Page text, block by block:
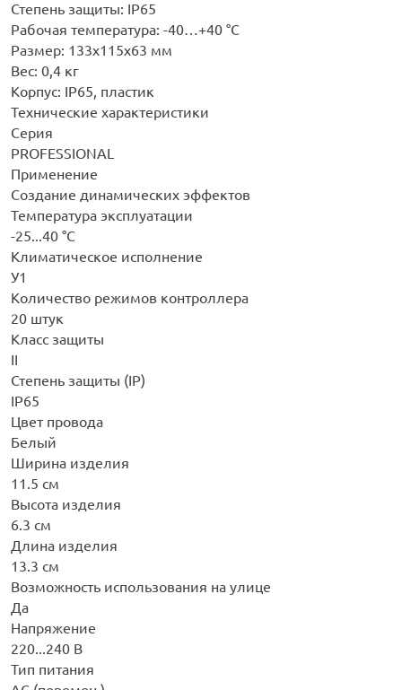
Степень защиты: IP65
Рабочая температура: -40…+40 °С
Размер: 133х115х63 мм
Вес: 0,4 кг
Корпус: IP65, пластик
Технические характеристики
Серия
PROFESSIONAL
Применение
Создание динамических эффектов
Температура эксплуатации
-25...40 °C
Климатическое исполнение
У1
Количество режимов контроллера
20 штук
Класс защиты
II
Степень защиты (IP)
IP65
Цвет провода
Белый
Ширина изделия
11.5 см
Высота изделия
6.3 см
Длина изделия
13.3 см
Возможность использования на улице
Да
Напряжение
220...240 В
Тип питания